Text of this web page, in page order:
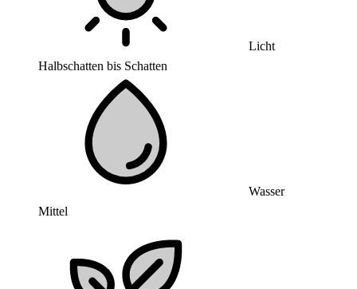
Licht
Halbschatten bis Schatten
Wasser
Mittel